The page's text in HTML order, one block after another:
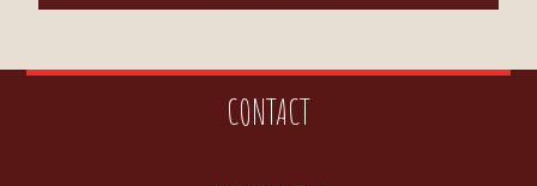
CONTACT